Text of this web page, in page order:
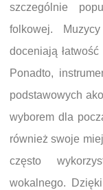
szczególnie
folkowej.
doceniają
Ponadto,
podstawowych
wyborem dla
również swoje
często
wokalnego.